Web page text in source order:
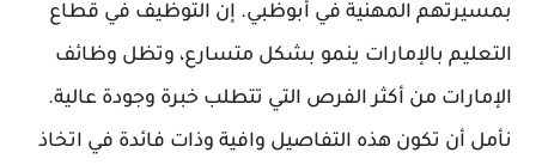
بمسيرتهم المهنية في أبوظبي. إن التوظيف في قطاع
التعليم بالإمارات ينمو بشكل متسارع، وتظل وظائف
الإمارات من أكثر الفرص التي تتطلب خبرة وجودة عالية.
نأمل أن تكون هذه التفاصيل وافية وذات فائدة في اتخاذ